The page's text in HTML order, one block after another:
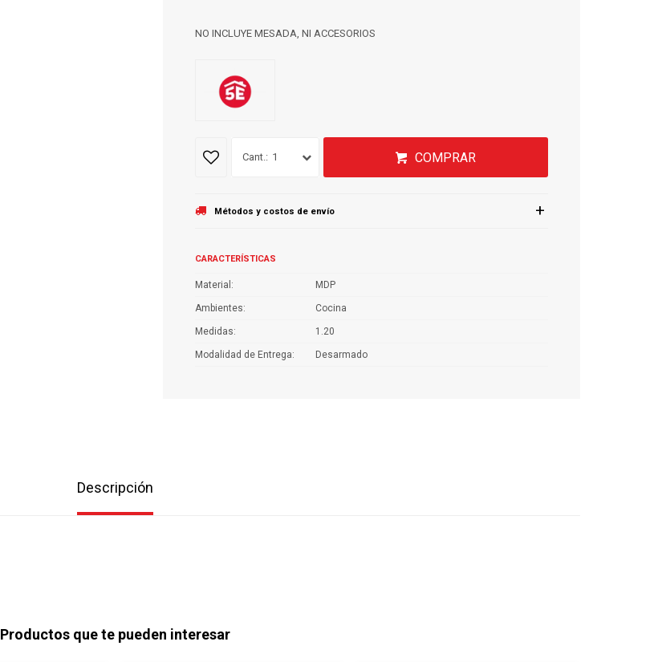
NO INCLUYE MESADA, NI ACCESORIOS
1 COMPRAR
Métodos y costos de envío
CARACTERÍSTICAS
Material MDP
Ambientes Cocina
Medidas 1.20
Modalidad de Entrega Desarmado
Descripción
Productos que te pueden interesar